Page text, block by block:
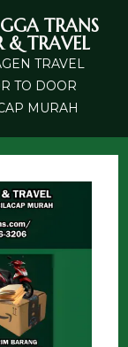
TRANS
& TRAVEL
TRAVEL
TO DOOR
MURAH